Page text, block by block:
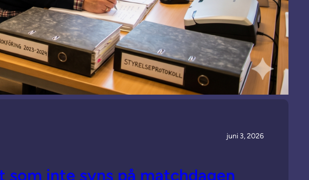
juni 3, 2026
inte syns på matchdagen